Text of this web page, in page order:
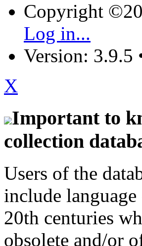
Copyright
Log in...
Version: 3.9.5
X
Important to
collection
Users of the
include
20th centuries
obsolete and/or